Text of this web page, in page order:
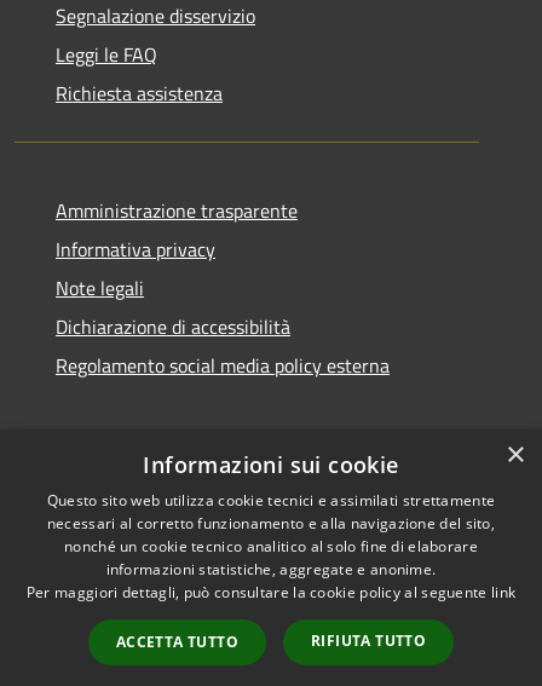
Segnalazione disservizio
Leggi le FAQ
Richiesta assistenza
Amministrazione trasparente
Informativa privacy
Note legali
Dichiarazione di accessibilità
Regolamento social media policy esterna
RSS
Accessibilità
Cookie
Mappa del sito
WebMail
Copyright © 2026 • Comune di
Santa Teresa Gallura •
Powered byMunicipium
Accesso redazione
×
Informazioni sui cookie
Questo sito web utilizza cookie tecnici e assimilati strettamente
necessari al corretto funzionamento e alla navigazione del sito,
nonché un cookie tecnico analitico al solo fine di elaborare
informazioni statistiche, aggregate e anonime.
Per maggiori dettagli, può consultare la cookie policy al seguente link
ACCETTA TUTTO RIFIUTA TUTTO